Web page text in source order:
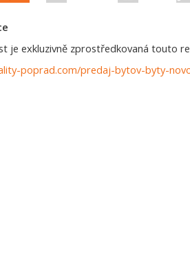
je exkluzivně zprostředkovaná touto